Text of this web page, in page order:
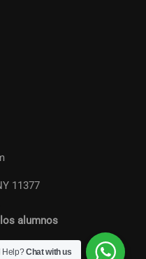
11377
alumnos
Help?Chat with us